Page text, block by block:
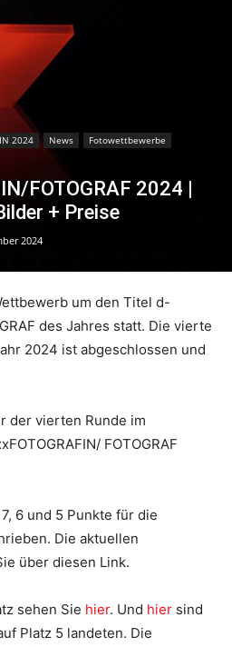
2024 News
Fotowettbewerbe
FOTOGRAF 2024 |
+ Preise
2024
um den Titel d-
des Jahres statt. Die vierte
2024 ist abgeschlossen und
der vierten Runde im
FOTOGRAF
6 und 5 Punkte für die
Die aktuellen
über diesen Link.
sehen Sie hier. Und hier sind
Platz 5 landeten. Die